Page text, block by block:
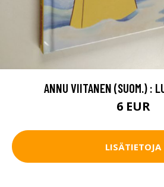
ANNU VIITANEN (SUOM.) :
6 EUR
LISÄTIETOJA